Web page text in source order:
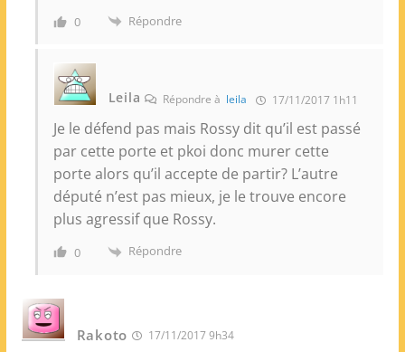
0 Répondre
Leila Répondre à leila 17/11/2017 1h11
Je le défend pas mais Rossy dit qu’il est passé
par cette porte et pkoi donc murer cette
porte alors qu’il accepte de partir? L’autre
député n’est pas mieux, je le trouve encore
plus agressif que Rossy.
0 Répondre
Rakoto 17/11/2017 9h34